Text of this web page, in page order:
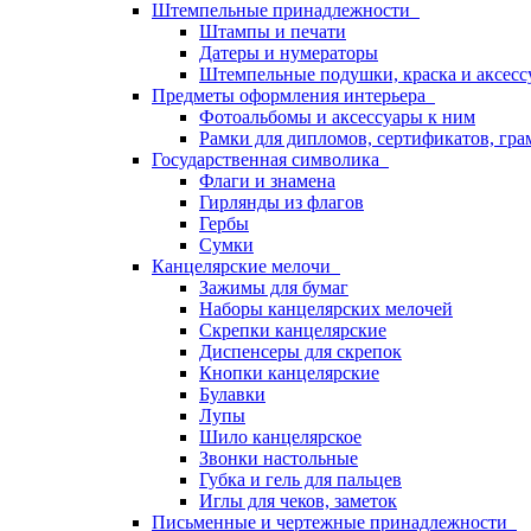
Штемпельные принадлежности
Штампы и печати
Датеры и нумераторы
Штемпельные подушки, краска и
Предметы оформления интерьера
Фотоальбомы и аксессуары к ним
Рамки для дипломов, сертификатов,
Государственная символика
Флаги и знамена
Гирлянды из флагов
Гербы
Сумки
Канцелярские мелочи
Зажимы для бумаг
Наборы канцелярских мелочей
Скрепки канцелярские
Диспенсеры для скрепок
Кнопки канцелярские
Булавки
Лупы
Шило канцелярское
Звонки настольные
Губка и гель для пальцев
Иглы для чеков, заметок
Письменные и чертежные принадлежности